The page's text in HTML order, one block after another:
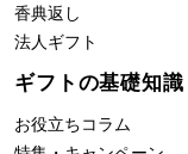
香典返し
法人ギフト
ギフトの基礎知識
お役立ちコラム